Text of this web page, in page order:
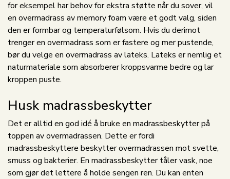
for eksempel har behov for ekstra støtte når du sover, vil
en overmadrass av memory foam være et godt valg, siden
den er formbar og temperaturfølsom. Hvis du derimot
trenger en overmadrass som er fastere og mer pustende,
bør du velge en overmadrass av lateks. Lateks er nemlig et
naturmateriale som absorberer kroppsvarme bedre og lar
kroppen puste.
Husk madrassbeskytter
Det er alltid en god idé å bruke en madrassbeskytter på
toppen av overmadrassen. Dette er fordi
madrassbeskyttere beskytter overmadrassen mot svette,
smuss og bakterier. En madrassbeskytter tåler vask, noe
som gjør det lettere å holde sengen ren. Du kan enten